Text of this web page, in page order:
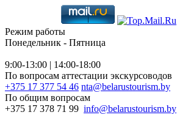
Режим работы
Понедельник - Пятница
9:00-13:00 | 14:00-18:00
По вопросам аттестации экскурсоводов
+375 17 377 54 46 nta@belarustourism.by
По общим вопросам
+375 17 378 71 99 info@belarustourism.by